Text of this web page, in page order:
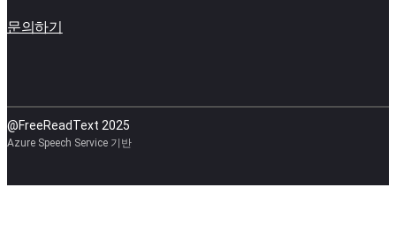
문의하기
@FreeReadText 2025
Azure Speech Service 기반